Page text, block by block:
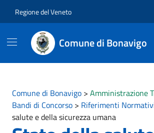
Regione del Veneto
Comune di Bonavigo
Comune di Bonavigo > Amministrazione
Bandi di Concorso > Riferimenti
salute e della sicurezza umana